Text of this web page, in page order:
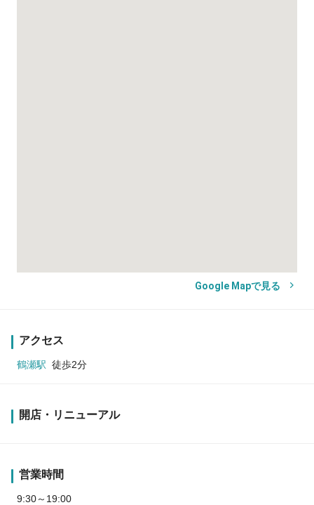
Google Mapで見る
アクセス
鶴瀬駅 徒歩2分
開店・リニューアル
営業時間
9:30～19:00